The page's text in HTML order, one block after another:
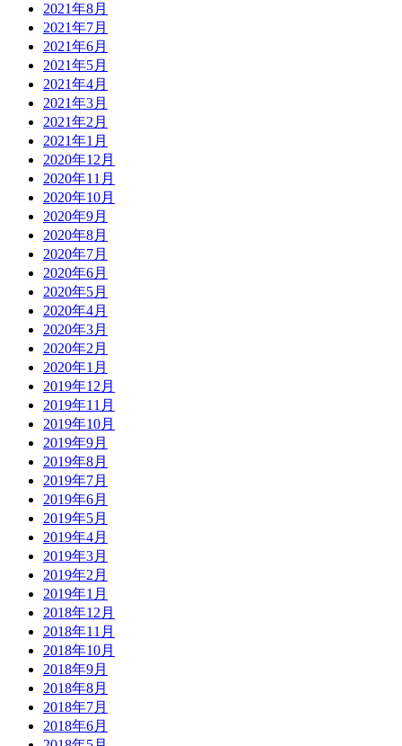
2021年8月
2021年7月
2021年6月
2021年5月
2021年4月
2021年3月
2021年2月
2021年1月
2020年12月
2020年11月
2020年10月
2020年9月
2020年8月
2020年7月
2020年6月
2020年5月
2020年4月
2020年3月
2020年2月
2020年1月
2019年12月
2019年11月
2019年10月
2019年9月
2019年8月
2019年7月
2019年6月
2019年5月
2019年4月
2019年3月
2019年2月
2019年1月
2018年12月
2018年11月
2018年10月
2018年9月
2018年8月
2018年7月
2018年6月